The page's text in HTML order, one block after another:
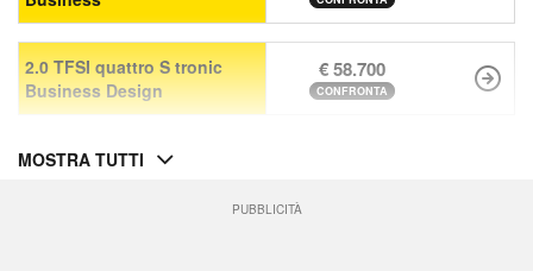
2.0 TFSI quattro S tronic
Business Design
€ 58.700
CONFRONTA
MOSTRA TUTTI
PUBBLICITÀ